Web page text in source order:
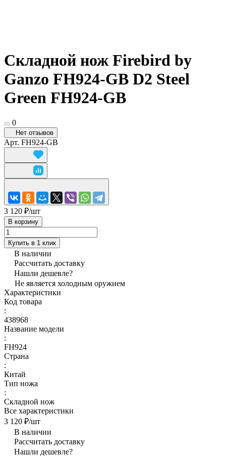
Складной нож Firebird by
Ganzo FH924-GB D2 Steel
Green FH924-GB
0
Нет отзывов
Арт. FH924-GB
3 120 ₽/шт
В корзину
Купить в 1 клик
В наличии
Рассчитать доставку
Нашли дешевле?
Не является холодным оружием
Характеристики
Код товара
:
438968
Название модели
:
FH924
Страна
:
Китай
Тип ножа
:
Складной нож
Все характеристики
3 120 ₽/шт
В наличии
Рассчитать доставку
Нашли дешевле?